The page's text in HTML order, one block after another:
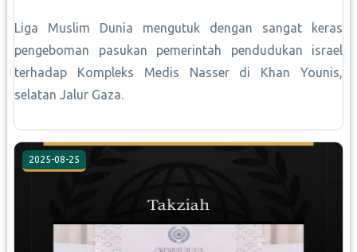
Liga Muslim Dunia mengutuk dengan sangat keras
pengeboman pasukan pemerintah pendudukan israel
terhadap Kompleks Medis Nasser di Khan Younis,
selatan Jalur Gaza.
2025-08-25